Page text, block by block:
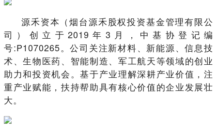
源禾资本（烟台源禾股权投资基金管理有限公
司）创立于2019年3月，中基协登记编
号:P1070265。公司关注新材料、新能源、信息技
术、生物医药、智能制造、军工航天等领域的创业
助力和投资机会。基于产业理解深耕产业价值，注
重产业赋能，扶持帮助具有核心价值的企业发展壮
大。